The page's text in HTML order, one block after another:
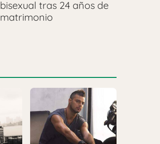
bisexual tras 24 años de
matrimonio